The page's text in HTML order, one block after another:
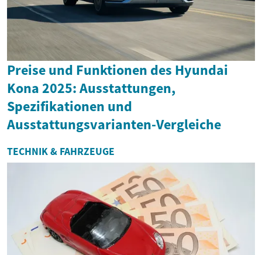
Preise und Funktionen des Hyundai
Kona 2025: Ausstattungen,
Spezifikationen und
Ausstattungsvarianten-Vergleiche
TECHNIK & FAHRZEUGE